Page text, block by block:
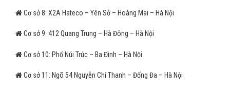
Cơ sở 8: X2A Hateco – Yên Sở – Hoàng Mai – Hà Nội
Cơ sở 9: 412 Quang Trung – Hà Đông – Hà Nội
Cơ sở 10: Phố Núi Trúc – Ba Đình – Hà Nội
Cơ sở 11: Ngõ 54 Nguyễn Chí Thanh – Đống Đa – Hà Nội